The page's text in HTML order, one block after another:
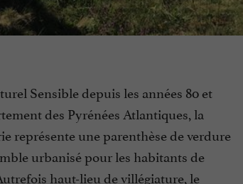
Sensible depuis les années 80 et
des Pyrénées Atlantiques, la
représente une parenthèse de verdure
urbanisé pour les habitants de
haut-lieu de villégiature, le